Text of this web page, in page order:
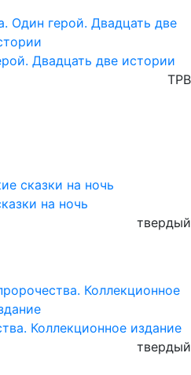
Двадцать две истории
TPB
на ночь
твердый
Коллекционное издание
твердый